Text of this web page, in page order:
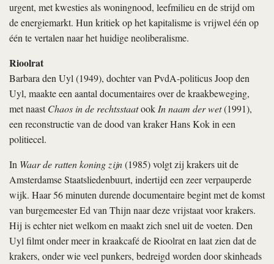
urgent, met kwesties als woningnood, leefmilieu en de strijd om
de energiemarkt. Hun kritiek op het kapitalisme is vrijwel één op
één te vertalen naar het huidige neoliberalisme.
Rioolrat
Barbara den Uyl (1949), dochter van PvdA-politicus Joop den
Uyl, maakte een aantal documentaires over de kraakbeweging,
met naastChaos in de rechtsstaatook In naam der wet(1991),
een reconstructie van de dood van kraker Hans Kok in een
politiecel.
In Waar de ratten koning zijn(1985) volgt zij krakers uit de
Amsterdamse Staatsliedenbuurt, indertijd een zeer verpauperde
wijk. Haar 56 minuten durende documentaire begint met de komst
van burgemeester Ed van Thijn naar deze vrijstaat voor krakers.
Hij is echter niet welkom en maakt zich snel uit de voeten. Den
Uyl filmt onder meer in kraakcafé de Rioolrat en laat zien dat de
krakers, onder wie veel punkers, bedreigd worden door skinheads